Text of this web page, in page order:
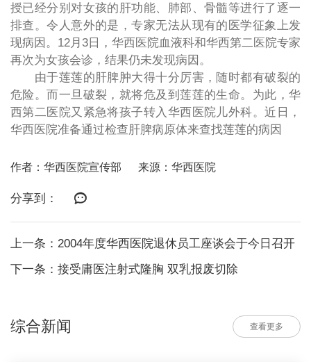
授已经分别对女孩的肝功能、肺部、骨髓等进行了逐一
排查。令人意外的是，专家无法从现有的医学征象上发
现病因。12月3日，华西医院血液科和华西第二医院专家
再次为女孩会诊，结果仍未发现病因。
由于莲莲的肝脾肿大得十分厉害，随时都有破裂的
危险。而一旦破裂，就将危及到莲莲的生命。为此，华
西第二医院又紧急将孩子转入华西医院儿外科。近日，
华西医院准备通过检查肝脾病原体来查找莲莲的病因
作者：华西医院宣传部 来源：华西医院
分享到：
上一条：2004年度华西医院退休员工座谈会于今日召开
下一条：接受庸医注射式隆胸 双乳报废切除
综合新闻 查看更多